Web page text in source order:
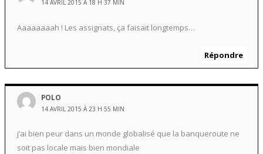
14 AVRIL 2015 À 18 H 37 MIN
Aaaaaaaah ! Les assignats, ça faisait longtemps…
Répondre
POLO
14 AVRIL 2015 À 23 H 55 MIN
j’ai bien peur dans un monde globalisé que la banqueroute ne
soit pas locale mais bien mondiale